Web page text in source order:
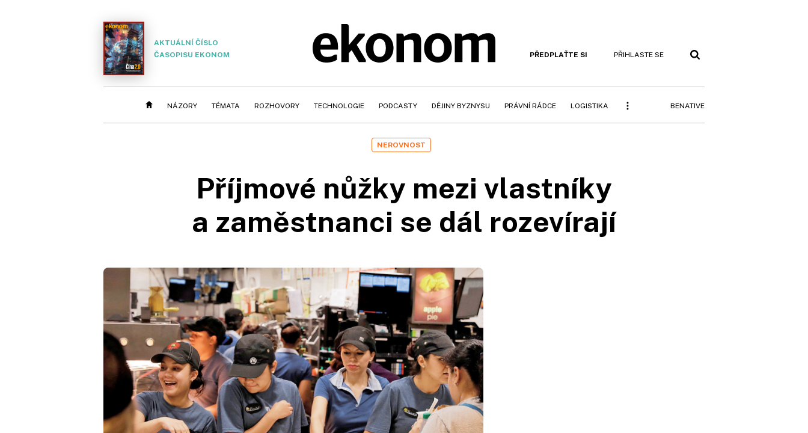
AKTUÁLNÍ ČÍSLO
ČASOPISU EKONOM
PŘEDPLAŤTE SI PŘIHLASTE SE
NÁZORY TÉMATA ROZHOVORY TECHNOLOGIE PODCASTY DĚJINY BYZNYSU PRÁVNÍ RÁDCE LOGISTIKA BENATIVE
NEROVNOST
Příjmové nůžky mezi vlastníky
a zaměstnanci se dál rozevírají